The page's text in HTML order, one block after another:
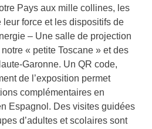
Pays aux mille collines, les
leur force et les dispositifs de
– Une salle de projection
« petite Toscane » et des
Garonne. Un QR code,
de l’exposition permet
complémentaires en
Espagnol. Des visites guidées
d’adultes et scolaires sont